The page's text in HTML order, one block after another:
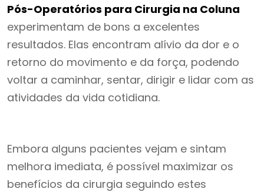
Pós-Operatórios para Cirurgia na Coluna
experimentam de bons a excelentes
resultados. Elas encontram alívio da dor e o
retorno do movimento e da força, podendo
voltar a caminhar, sentar, dirigir e lidar com as
atividades da vida cotidiana.
Embora alguns pacientes vejam e sintam
melhora imediata, é possível maximizar os
benefícios da cirurgia seguindo estes